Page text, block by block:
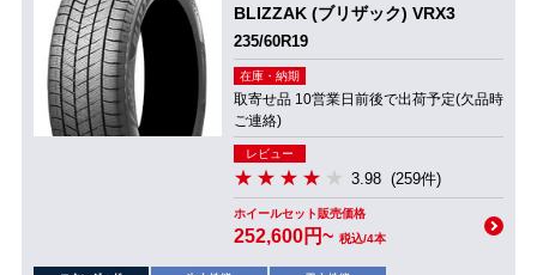
BLIZZAK (ブリザック) VRX3
235/60R19
在庫・納期
取寄せ品 10営業日前後で出荷予定(欠品時
ご連絡)
レビュー
3.98 (259件)
ホイールセット販売価格
252,600円~ 税込/4本